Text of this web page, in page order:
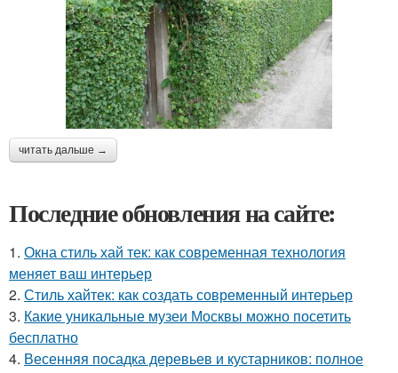
читать дальше →
Последние обновления на сайте:
1. Окна стиль хай тек: как современная технология
меняет ваш интерьер
2. Стиль хайтек: как создать современный интерьер
3. Какие уникальные музеи Москвы можно посетить
бесплатно
4. Весенняя посадка деревьев и кустарников: полное